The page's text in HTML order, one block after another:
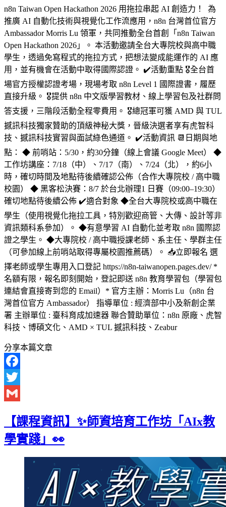
n8n Taiwan Open Hackathon 2026 用拖拉串起 AI 創造力！ 為
推廣 AI 自動化技術與視覺化工作流應用，n8n 台灣首位官方
Ambassador Morris Lu 領軍，共同推動全台首創「n8n Taiwan
Open Hackathon 2026」。 本活動邀請全台大專院校與高中職
學生，透過免寫程式的拖拉方式，把想法變成能運作的 AI 應
用，並有機會在活動中取得國際認證。 ✔️活動重點 🎖️全台首
場官方授權認證考場，現場考取 n8n Level 1 國際證書，履歷
直接升級。 🎖️提供 n8n 中文版學習教材、線上學習包及社群問
答支援，三階段活動全程零費用。 🎖️總冠軍可獲 AMD 與 TUL
撼訊科技獨家贊助的頂級神秘大獎，晉級決選者享有虎智科
技、撼訊科技實習與面試綠色通道。 ✔️活動資訊 📆日期與地
點： ◆ 前哨站：5/30，約30分鐘（線上會議 Google Meet） ◆
工作坊講座：7/18（中）、7/17（南）、7/24（北），約6小
時，確切時間及地點待後續確認公佈（合作大專院校 / 高中職
校園） ◆ 黑客松決賽：8/7 於台北辦理1 日賽（09:00–19:30）
確切地點待後續公佈 ✔️適合對象 ◆全台大專院校或高中職在
學生（使用視覺化拖拉工具，特別歡迎商管、大傳、設計等非
資訊類科系參加）。 ◆有意學習 AI 自動化並考取 n8n 國際認
證之學生。 ◆大專院校 / 高中職授課老師、系主任、學群主任
（可參加線上前哨站取得專屬校園推薦碼）。 📥立即報名 選
擇老師或學生專用入口登記 https://n8n-taiwanopen.pages.dev/ *
名額有限，報名即刻開始，登記即送 n8n 教育學習包（學習包
連結會直接寄到您的 Email）* 官方主辦：Morris Lu（n8n 台
灣首位官方 Ambassador） 指導單位 : 經濟部中小及新創企業
署 主辦單位 : 臺科育成加速器 聯合贊助單位：n8n 原廠、虎智
科技、博碩文化、AMD × TUL 撼訊科技、Zeabur
分享本篇文章
Facebook
Twitter
【課程資訊】✨師資培育工作坊「AIx教
學實踐」👀